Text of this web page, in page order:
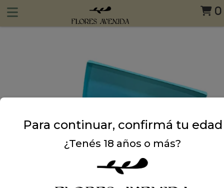
0
Para continuar, confirmá tu edad
¿Tenés 18 años o más?